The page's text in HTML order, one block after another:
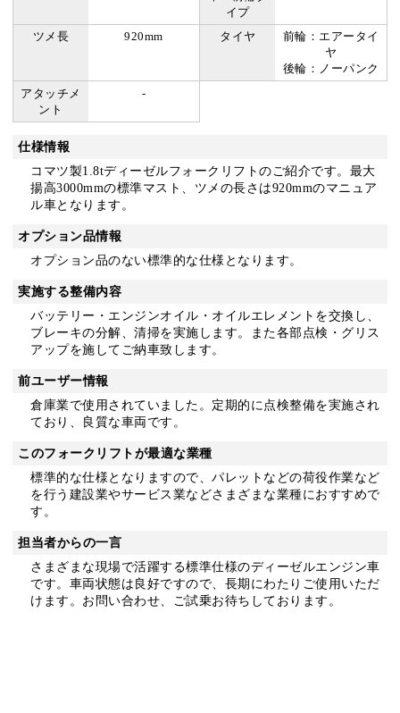
イプ
ツメ長 920mm タイヤ
前輪：エアータイ
ヤ
後輪：ノーパンク
アタッチメ
ント
-
仕様情報
コマツ製1.8tディーゼルフォークリフトのご紹介です。最大
揚高3000mmの標準マスト、ツメの長さは920mmのマニュア
ル車となります。
オプション品情報
オプション品のない標準的な仕様となります。
実施する整備内容
バッテリー・エンジンオイル・オイルエレメントを交換し、
ブレーキの分解、清掃を実施します。また各部点検・グリス
アップを施してご納車致します。
前ユーザー情報
倉庫業で使用されていました。定期的に点検整備を実施され
ており、良質な車両です。
このフォークリフトが最適な業種
標準的な仕様となりますので、パレットなどの荷役作業など
を行う建設業やサービス業などさまざまな業種におすすめで
す。
担当者からの一言
さまざまな現場で活躍する標準仕様のディーゼルエンジン車
です。車両状態は良好ですので、長期にわたりご使用いただ
けます。お問い合わせ、ご試乗お待ちしております。